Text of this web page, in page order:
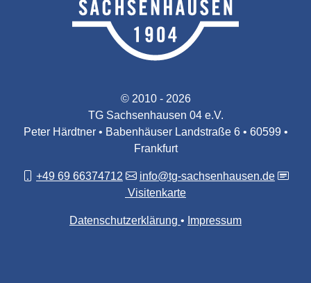
© 2010 - 2026
TG Sachsenhausen 04 e.V.
Peter Härdtner • Babenhäuser Landstraße 6 • 60599 •
Frankfurt
+49 69 66374712
info@tg-sachsenhausen.de
Visitenkarte
Datenschutzerklärung Impressum